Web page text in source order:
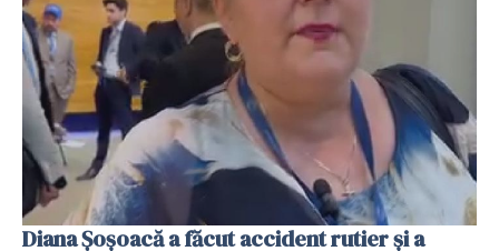
Diana Șoșoacă a făcut accident rutier și a